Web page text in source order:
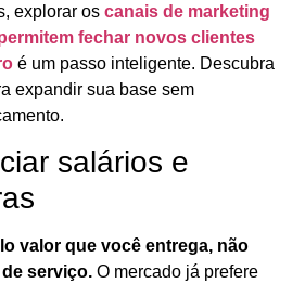
explorar os canais de marketing
fechar novos clientes
é um passo inteligente. Descubra
expandir sua base sem
salários e
valor que você entrega, não
serviço. O mercado já prefere